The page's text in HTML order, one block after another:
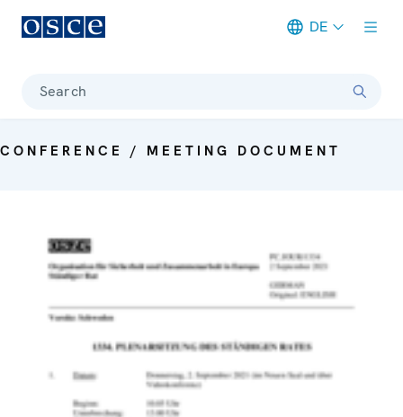
DE
Search
CONFERENCE / MEETING DOCUMENT